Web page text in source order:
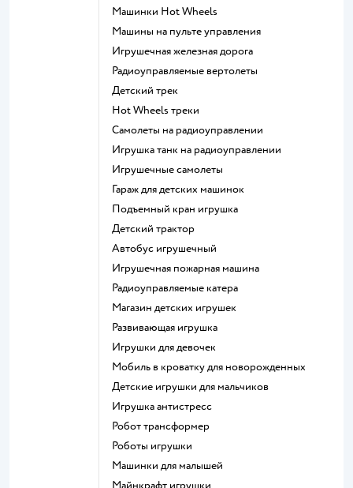
Машинки Hot Wheels
Машины на пульте управления
Игрушечная железная дорога
Радиоуправляемые вертолеты
Детский трек
Hot Wheels треки
Самолеты на радиоуправлении
Игрушка танк на радиоуправлении
Игрушечные самолеты
Гараж для детских машинок
Подъемный кран игрушка
Детский трактор
Автобус игрушечный
Игрушечная пожарная машина
Радиоуправляемые катера
Магазин детских игрушек
Развивающая игрушка
Игрушки для девочек
Мобиль в кроватку для новорожденных
Детские игрушки для мальчиков
Игрушка антистресс
Робот трансформер
Роботы игрушки
Машинки для малышей